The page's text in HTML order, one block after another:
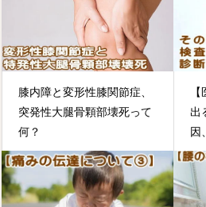
膝内障と変形性膝関節症、
突発性大腿骨顆部壊死って
何？
出
因